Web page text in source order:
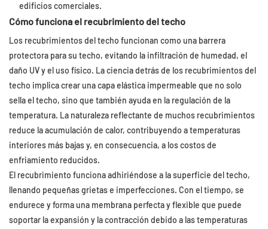
edificios comerciales.
Cómo funciona el recubrimiento del techo
Los recubrimientos del techo funcionan como una barrera
protectora para su techo, evitando la infiltración de humedad, el
daño UV y el uso físico. La ciencia detrás de los recubrimientos del
techo implica crear una capa elástica impermeable que no solo
sella el techo, sino que también ayuda en la regulación de la
temperatura. La naturaleza reflectante de muchos recubrimientos
reduce la acumulación de calor, contribuyendo a temperaturas
interiores más bajas y, en consecuencia, a los costos de
enfriamiento reducidos.
El recubrimiento funciona adhiriéndose a la superficie del techo,
llenando pequeñas grietas e imperfecciones. Con el tiempo, se
endurece y forma una membrana perfecta y flexible que puede
soportar la expansión y la contracción debido a las temperaturas